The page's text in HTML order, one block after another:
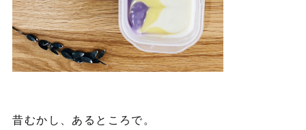
昔むかし、あるところで。